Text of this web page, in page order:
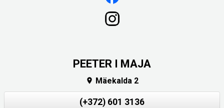
PEETER I MAJA
 Mäekalda 2
(+372) 601 3136